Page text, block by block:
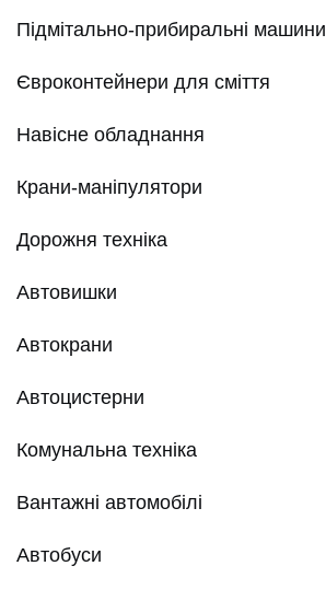
Підмітально-прибиральні машини
Євроконтейнери для сміття
Навісне обладнання
Крани-маніпулятори
Дорожня техніка
Автовишки
Автокрани
Автоцистерни
Комунальна техніка
Вантажні автомобілі
Автобуси